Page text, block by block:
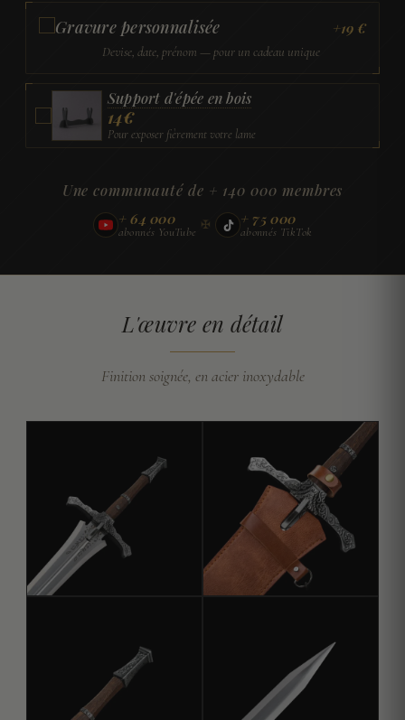
Gravure personnalisée +19 €
Devise, date, prénom — pour un cadeau unique
Support d'épée en bois
14€
Pour exposer fièrement votre lame
Une communauté de + 140 000 membres
+ 64 000
abonnés YouTube ✠ + 75 000
abonnés TikTok
L'œuvre en détail
Finition soignée, en acier inoxydable